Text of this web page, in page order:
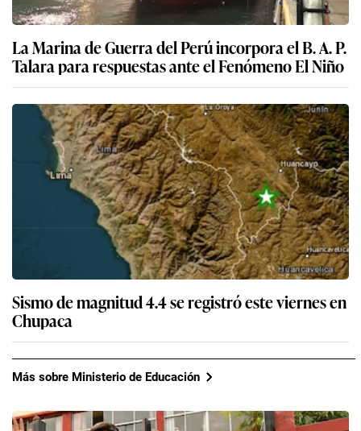
La Marina de Guerra del Perú incorpora el B. A. P.
Talara para respuestas ante el Fenómeno El Niño
Sismo de magnitud 4.4 se registró este viernes en
Chupaca
Más sobre Ministerio de Educación